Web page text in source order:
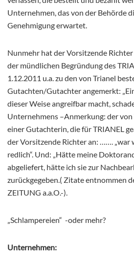
Unternehmen, das von der Behörde
Genehmigung erwartet.
Nunmehr hat der Vorsitzende
der mündlichen Begründung des
1.12.2011 u.a. zu den von Trianel
Gutachten/Gutachter angemerkt:
dieser Weise angreifbar macht,
Unternehmens –Anmerkung: der von
einer Gutachterin, die für TRIANEL
der Vorsitzende Richter an: ……. „war
redlich“. Und: „Hätte meine
abgeliefert, hätte ich sie zur
zurückgegeben.( Zitate entnommen
ZEITUNG a.a.O.-).
„Schlampereien“ -oder mehr?
Unternehmen: